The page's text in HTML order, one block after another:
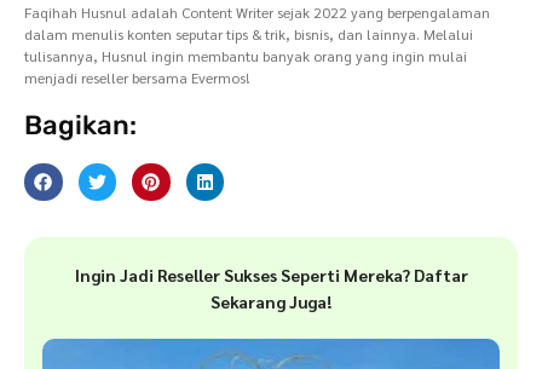
Faqihah Husnul adalah Content Writer sejak 2022 yang berpengalaman
dalam menulis konten seputar tips & trik, bisnis, dan lainnya. Melalui
tulisannya, Husnul ingin membantu banyak orang yang ingin mulai
menjadi reseller bersama Evermos!
Bagikan:
Ingin Jadi Reseller Sukses Seperti Mereka? Daftar
Sekarang Juga!